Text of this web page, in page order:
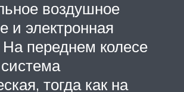
воздушное
и электронная
На переднем колесе
тогда как на